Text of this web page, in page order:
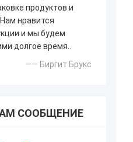
продуктов и
нравится
и мы будем
долгое время..
—— Биргит Брукс
СООБЩЕНИЕ